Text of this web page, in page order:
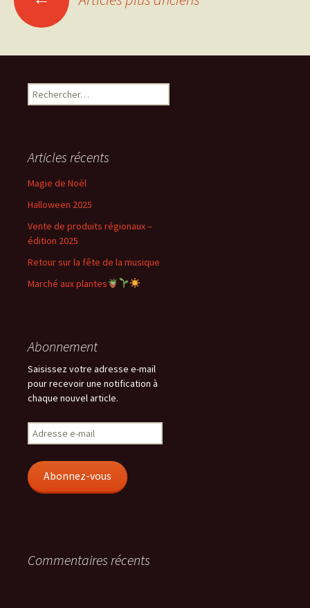
des
articles
Rechercher :
Articles récents
Magie de Noël
Halloween 2025
Vente de produits régionaux –
édition 2025
Retour sur la fête de la musique
Marché aux plantes
Abonnement
Saisissez votre adresse e-mail
pour recevoir une notification à
chaque nouvel article.
Adresse
e-
Abonnez-vous
Commentaires récents